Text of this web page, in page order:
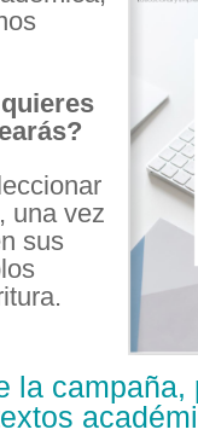
una vez
sus
la